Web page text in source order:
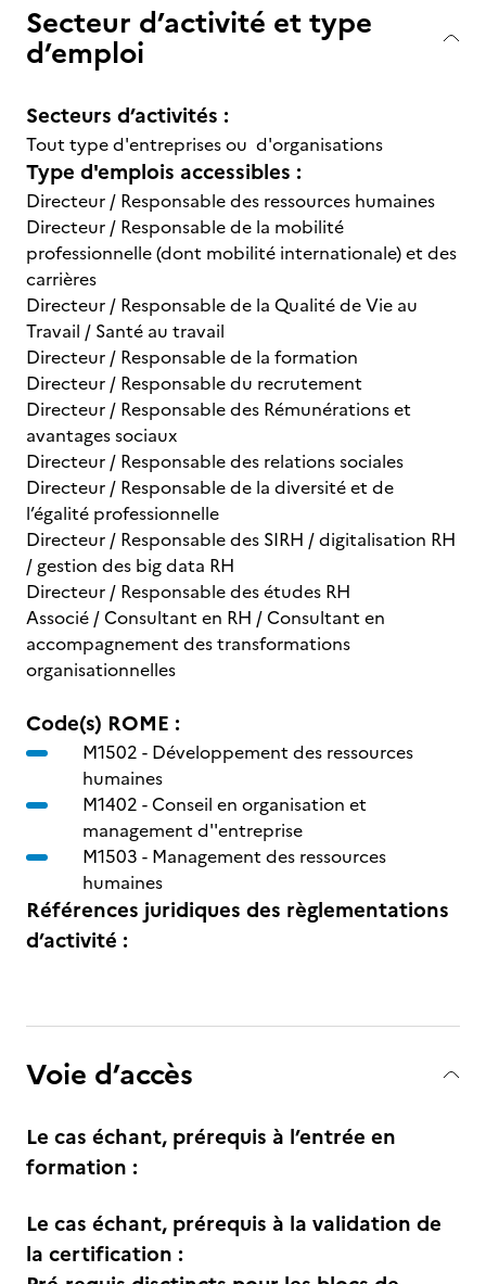
Secteur d’activité et type
d’emploi
Secteurs d’activités :
Tout type d'entreprises ou d'organisations
Type d'emplois accessibles :
Directeur / Responsable des ressources humaines
Directeur / Responsable de la mobilité
professionnelle (dont mobilité internationale) et des
carrières
Directeur / Responsable de la Qualité de Vie au
Travail / Santé au travail
Directeur / Responsable de la formation
Directeur / Responsable du recrutement
Directeur / Responsable des Rémunérations et
avantages sociaux
Directeur / Responsable des relations sociales
Directeur / Responsable de la diversité et de
l’égalité professionnelle
Directeur / Responsable des SIRH / digitalisation RH
/ gestion des big data RH
Directeur / Responsable des études RH
Associé / Consultant en RH / Consultant en
accompagnement des transformations
organisationnelles
Code(s) ROME :
M1502 - Développement des ressources
humaines
M1402 -Conseil en organisation et
management d''entreprise
M1503 - Management des ressources
humaines
Références juridiques des règlementations
d’activité :
Voie d’accès
Le cas échant, prérequis à l’entrée en
formation :
Le cas échant, prérequis à la validation de
la certification :